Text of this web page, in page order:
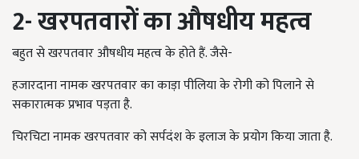
2-खरपतवारों का औषधीय महत्व
बहुत से खरपतवार औषधीय महत्व के होते हैं. जैसे-
हजारदाना नामक खरपतवार का काड़ा पीलिया के रोगी को पिलाने से
सकारात्मक प्रभाव पड़ता है.
चिरचिटा नामक खरपतवार को सर्पदंश के इलाज के प्रयोग किया जाता है.